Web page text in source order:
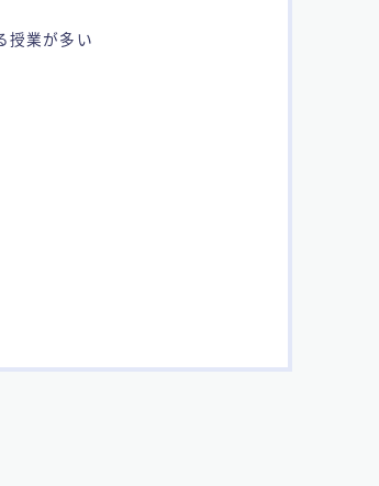
授業が多い